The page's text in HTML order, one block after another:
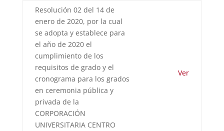
Resolución 02 del 14 de
enero de 2020, por la cual
se adopta y establece para
el año de 2020 el
cumplimiento de los
requisitos de grado y el
cronograma para los grados
en ceremonia pública y
privada de la
CORPORACIÓN
UNIVERSITARIA CENTRO
Ver